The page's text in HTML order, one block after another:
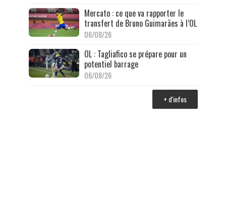
Mercato : ce que va rapporter le
transfert de Bruno Guimarães à l’OL
06/08/26
OL : Tagliafico se prépare pour un
potentiel barrage
06/08/26
+ d'infos